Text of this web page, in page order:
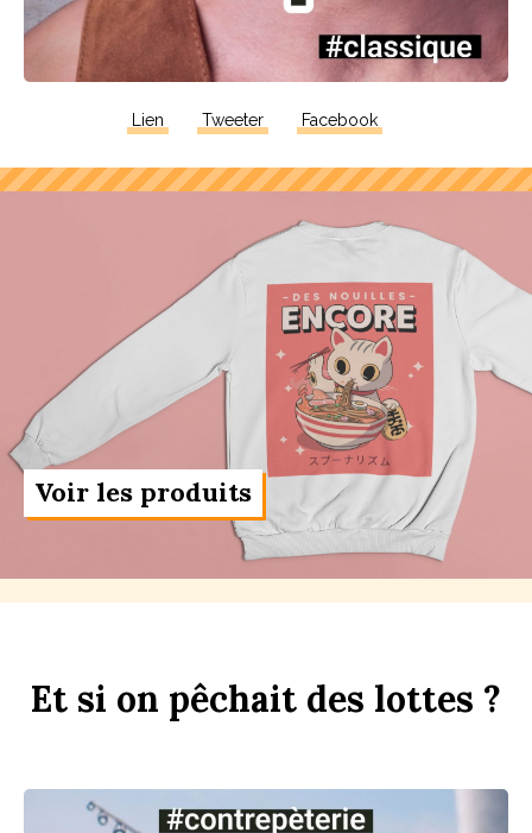
Lien Tweeter Facebook
Voir les produits
Et si on pêchait des lottes ?